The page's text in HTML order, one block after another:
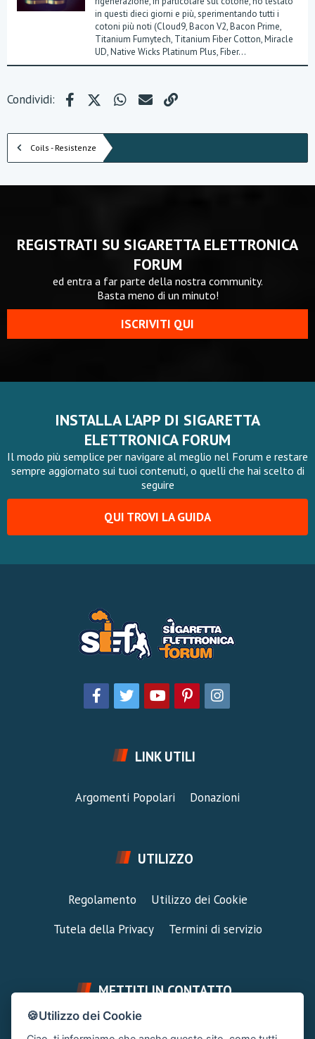
in questi dieci giorni e più, sperimentando tutti i
cotoni più noti (Cloud9, Bacon V2, Bacon Prime,
Titanium Fumytech, Titanium Fiber Cotton, Miracle
UD, Native Wicks Platinum Plus, Fiber...
Condividi: FacebookX (Twitter)WhatsApp
e-mail
Coils - Resistenze
REGISTRATI SU SIGARETTA ELETTRONICA
FORUM
ed entra a far parte della nostra community.
Basta meno di un minuto!
ISCRIVITI QUI
INSTALLA L'APP DI SIGARETTA
ELETTRONICA FORUM
Il modo più semplice per navigare al meglio nel Forum e restare
sempre aggiornato sui tuoi contenuti, o quelli che hai scelto di
seguire
QUI TROVI LA GUIDA
LINK UTILI
Argomenti Popolari Donazioni
UTILIZZO
Regolamento
Utilizzo dei Cookie
Tutela della Privacy
Termini di servizio
METTITI IN CONTATTO
FAI UNA DOMANDA
🍪Utilizzo dei Cookie